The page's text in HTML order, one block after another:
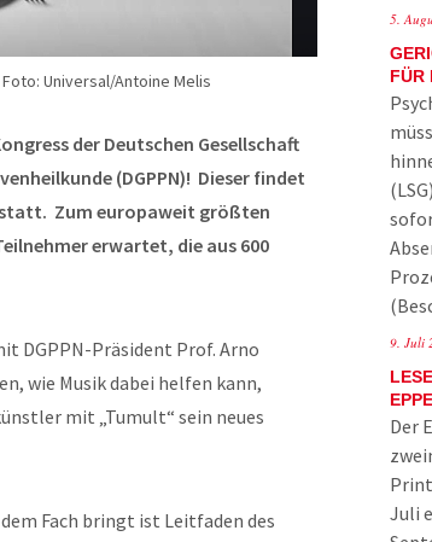
Universal/Antoine Melis
der Deutschen Gesellschaft
(DGPPN)! Dieser findet
statt. Zum europaweit größten
erwartet, die aus 600
DGPPN-Präsident Prof. Arno
wie Musik dabei helfen kann,
mit „Tumult“ sein neues
Fach bringt ist Leitfaden des
5.
FÜR
9. Juli
Der
Juli